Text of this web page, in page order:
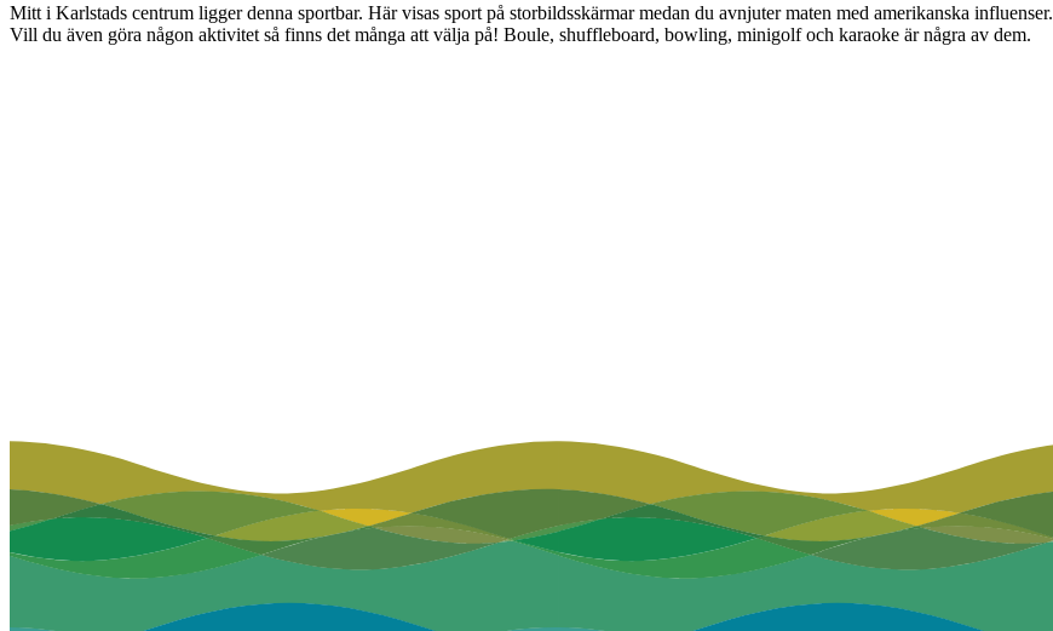
Mitt i Karlstads centrum ligger denna sportbar. Här visas sport på storbildsskärmar medan du avnjuter maten med amerikanska influenser.
Vill du även göra någon aktivitet så finns det många att välja på! Boule, shuffleboard, bowling, minigolf och karaoke är några av dem.